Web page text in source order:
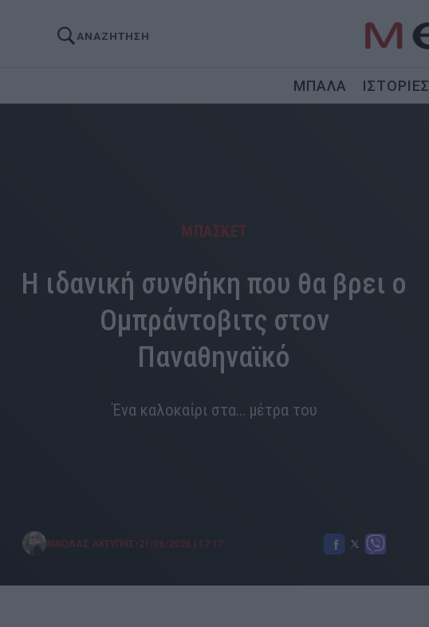
ΑΝΑΖΗΤΗΣΗ
ΜΠΑΛΑ ΙΣΤΟΡΙΕΣ
ΜΠΑΣΚΕΤ
Η ιδανική συνθήκη που θα βρει ο
Ομπράντοβιτς στον
Παναθηναϊκό
Ένα καλοκαίρι στα… μέτρα του
ΝΙΚΟΛΑΣ ΑΚΤΥΠΗΣ 21/06/2026 | 17:17